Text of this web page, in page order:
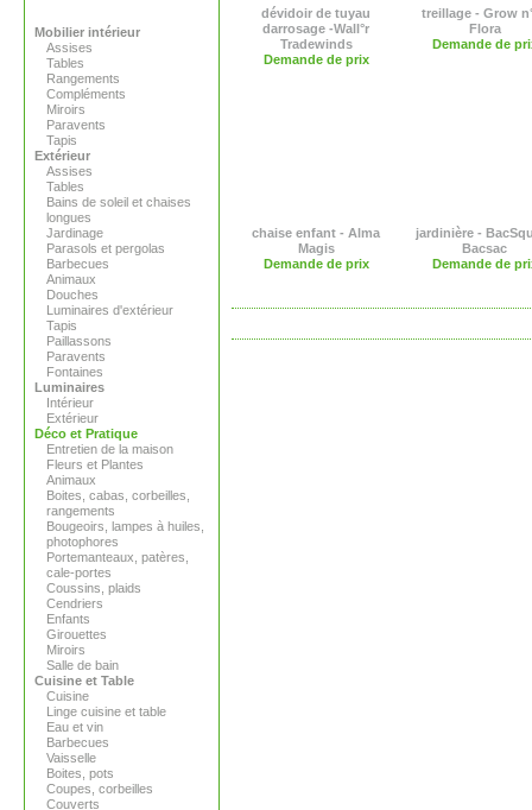
Mobilier intérieur
Assises
Tables
Rangements
Compléments
Miroirs
Paravents
Tapis
Extérieur
Assises
Tables
Bains de soleil et chaises
longues
Jardinage
Parasols et pergolas
Barbecues
Animaux
Douches
Luminaires d'extérieur
Tapis
Paillassons
Paravents
Fontaines
Luminaires
Intérieur
Extérieur
Déco et Pratique
Entretien de la maison
Fleurs et Plantes
Animaux
Boites, cabas, corbeilles,
rangements
Bougeoirs, lampes à huiles,
photophores
Portemanteaux, patères,
cale-portes
Coussins, plaids
Cendriers
Enfants
Girouettes
Miroirs
Salle de bain
Cuisine et Table
Cuisine
Linge cuisine et table
Eau et vin
Barbecues
Vaisselle
Boites, pots
Coupes, corbeilles
Couverts
dévidoir de tuyau
darrosage -Wall°r
Tradewinds
Demande de prix
treillage - Grow
Flora
Demande de
chaise enfant - Alma
Magis
Demande de prix
jardinière -
Bacsac
Demande de